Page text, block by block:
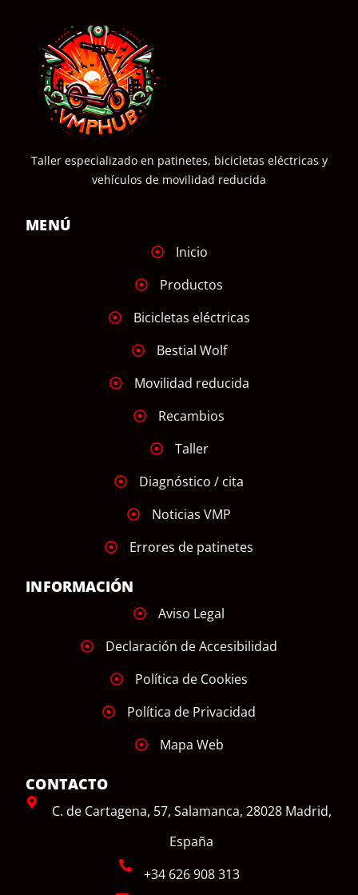
Taller especializado en patinetes, bicicletas eléctricas y
vehículos de movilidad reducida
MENÚ
Inicio
Productos
Bicicletas eléctricas
Bestial Wolf
Movilidad reducida
Recambios
Taller
Diagnóstico / cita
Noticias VMP
Errores de patinetes
INFORMACIÓN
Aviso Legal
Declaración de Accesibilidad
Política de Cookies
Política de Privacidad
Mapa Web
CONTACTO
C. de Cartagena, 57, Salamanca, 28028 Madrid,
España
+34 626 908 313